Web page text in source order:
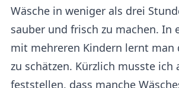
Wäsche in weniger als drei
sauber und frisch zu machen. In
mit mehreren Kindern lernt man
zu schätzen. Kürzlich musste ich
feststellen, dass manche